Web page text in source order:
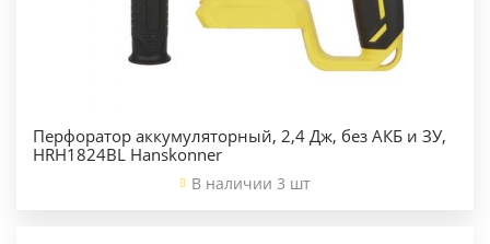
Перфоратор аккумуляторный, 2,4 Дж, без АКБ и ЗУ,
HRH1824BL Hanskonner
В наличии 3 шт